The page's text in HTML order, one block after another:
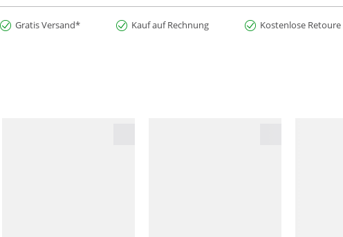
Gratis Versand* Kauf auf Rechnung Kostenlose Retoure